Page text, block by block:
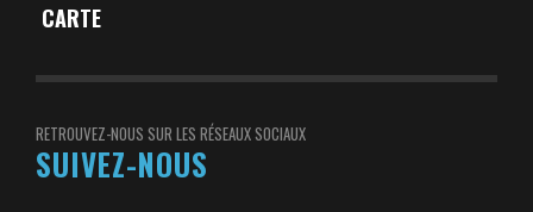
CARTE
RETROUVEZ-NOUS SUR LES RÉSEAUX SOCIAUX
SUIVEZ-NOUS